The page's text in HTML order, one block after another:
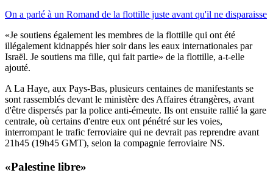
On a parlé à un Romand de la flottille juste avant qu'il ne disparaisse
«Je soutiens également les membres de la flottille qui ont été
illégalement kidnappés hier soir dans les eaux internationales par
Israël. Je soutiens ma fille, qui fait partie» de la flottille, a-t-elle
ajouté.
A La Haye, aux Pays-Bas, plusieurs centaines de manifestants se
sont rassemblés devant le ministère des Affaires étrangères, avant
d'être dispersés par la police anti-émeute. Ils ont ensuite rallié la gare
centrale, où certains d'entre eux ont pénétré sur les voies,
interrompant le trafic ferroviaire qui ne devrait pas reprendre avant
21h45 (19h45 GMT), selon la compagnie ferroviaire NS.
«Palestine libre»